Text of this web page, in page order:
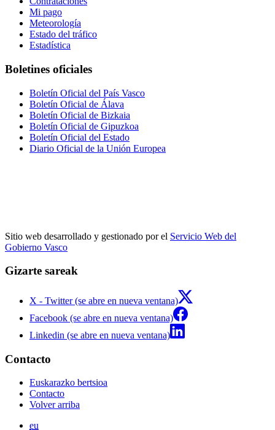
Mi pago
Meteorología
Estado del tráfico
Estadística
Boletines oficiales
Boletín Oficial del País Vasco
Boletín Oficial de Álava
Boletín Oficial de Bizkaia
Boletín Oficial de Gipuzkoa
Boletín Oficial del Estado
Diario Oficial de la Unión Europea
Sitio web desarrollado y gestionado por el Servicio Web del
Gobierno Vasco
Gizarte sareak
X - Twitter (se abre en nueva ventana)
Facebook (se abre en nueva ventana)
Linkedin (se abre en nueva ventana)
Contacto
Euskarazko bertsioa
Contacto
Volver arriba
eu